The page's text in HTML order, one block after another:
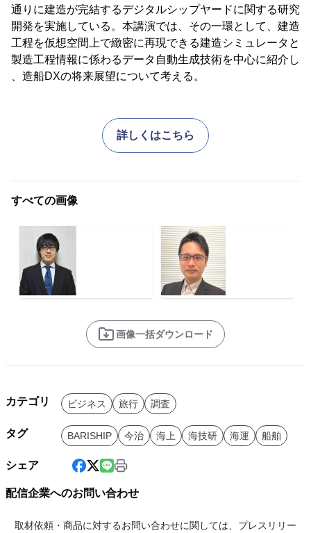
通りに建造が完結するデジタルシップヤードに関する研究
開発を実施している。本講演では、その一環として、建造
工程を仮想空間上で緻密に再現できる建造シミュレータと
製造工程情報に係わるデータ自動生成技術を中心に紹介し
、造船DXの将来展望について考える。
詳しくはこちら
すべての画像
画像一括ダウンロード
カテゴリ ビジネス 旅行 調査
タグ BARISHIP 今治 海上 海技研 海運 船舶
シェア
配信企業へのお問い合わせ
取材依頼・商品に対するお問い合わせに関しては、プレスリリー